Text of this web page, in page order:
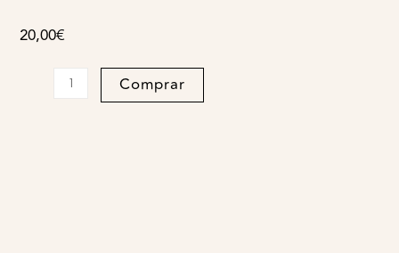
20,00€
Comprar